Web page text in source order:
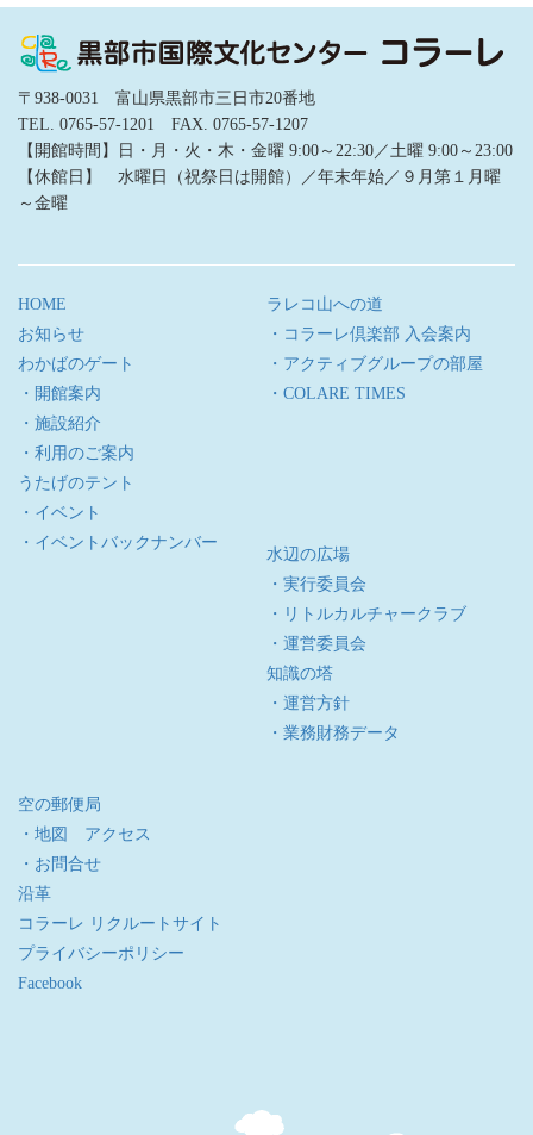
〒938-0031 富山県黒部市三日市20番地
TEL. 0765-57-1201 FAX. 0765-57-1207
【開館時間】日・月・火・木・金曜 9:00～22:30／土曜 9:00～23:00
【休館日】 水曜日（祝祭日は開館）／年末年始／９月第１月曜
～金曜
HOME
お知らせ
わかばのゲート
・開館案内
・施設紹介
・利用のご案内
うたげのテント
・イベント
・イベントバックナンバー
ラレコ山への道
・コラーレ倶楽部 入会案内
・アクティブグループの部屋
・COLARE TIMES
水辺の広場
・実行委員会
・リトルカルチャークラブ
・運営委員会
知識の塔
・運営方針
・業務財務データ
空の郵便局
・地図 アクセス
・お問合せ
沿革
コラーレ リクルートサイト
プライバシーポリシー
Facebook